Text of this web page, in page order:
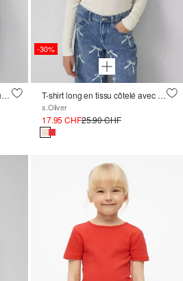
T-shirt doux avec impression sur le devant
-30%
T-shirt long en tissu côtelé avec col montant
s.Oliver
17.95 CHF25.90 CHF